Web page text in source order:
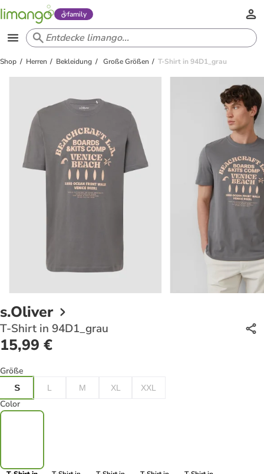
family
Shop Herren Bekleidung Große Größen T-Shirt in 94D1_grau
s.Oliver
T-Shirt in 94D1_grau
15,99 €
Größe
S L M XL XXL
Color